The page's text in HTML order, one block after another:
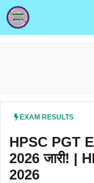
Skip
to
content
EXAM RESULTS
HPSC PGT
2026 जारी! |
2026